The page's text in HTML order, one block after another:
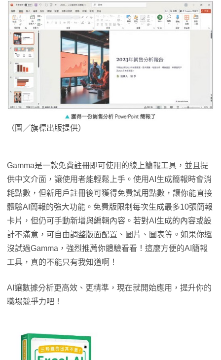
（圖／旗標出版提供）
Gamma是一款免費註冊即可使用的線上簡報工具，並且提
供中文介面，讓使用者能輕鬆上手。使用AI生成簡報時會消
耗點數，但新用戶註冊後可獲得免費試用點數，讓你能直接
體驗AI簡報的強大功能。免費版限制每次生成最多10張簡報
卡片，但仍可手動新增與編輯內容。若對AI生成的內容或設
計不滿意，可自由調整版面配置、圖片、圖表等。如果你還
沒試過Gamma，強烈推薦你體驗看看！這麼方便的AI簡報
工具，真的不能只有我知道啊！
AI讓數據分析更高效、更精準，現在就開始應用，提升你的
職場競爭力吧！